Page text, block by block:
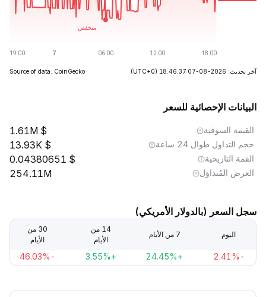
آخر تحديث: 2026-08-07 18:46:37 (UTC+0)
Source of data: CoinGecko
البيانات الإحصائية للسعر
القيمة السوقية 1.61M
حجم التداول طوال 24 ساعة 13.93K
القمة التاريخية 0.04380651
العرض المُتداوَل 254.11M
سجل السعر (بالدولار الأمريكي)
اليوم 7 من الأيام
14 من
الأيام
30 من
الأيام
-2.41%
+24.45%
+3.55%
-46.03%